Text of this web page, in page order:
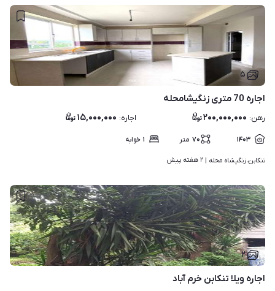
۵
اجاره 70 متری زنگیشامحله
رهن: ۲۰۰,۰۰۰,۰۰۰ اجاره: ۱۵,۰۰۰,۰۰۰
۱۴۰۳ ۷۰ متر ۱ خوابه
تنکابن، زنگیشاه محله | ۲ هفته پیش
۲
اجاره ویلا تنکابن خرم آباد